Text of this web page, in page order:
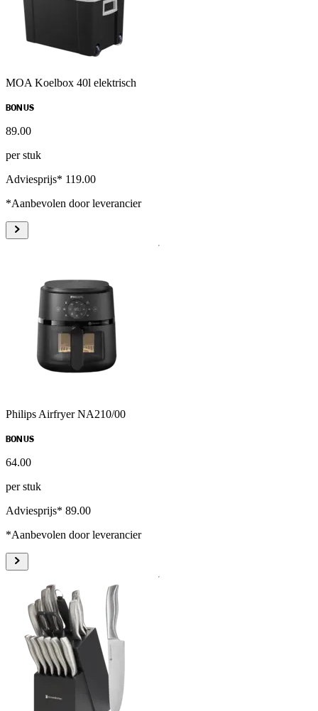
MOA Koelbox 40l elektrisch
BONUS
89.00
per stuk
Adviesprijs* 119.00
*Aanbevolen door leverancier
Philips Airfryer NA210/00
BONUS
64.00
per stuk
Adviesprijs* 89.00
*Aanbevolen door leverancier